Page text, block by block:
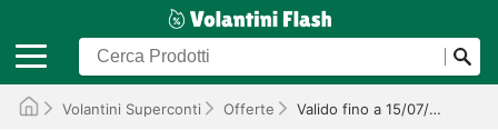
Volantini Superconti Offerte Valido fino a 15/07/2026